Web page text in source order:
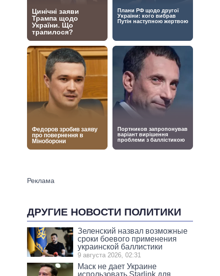
ДРУГИЕ НОВОСТИ ПОЛИТИКИ
Зеленский назвал возможные
сроки боевого применения
украинской баллистики
9 августа 2026, 02:31
Маск не дает Украине
использовать Starlink для